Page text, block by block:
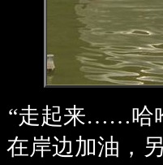
“走起来……哈
在岸边加油，